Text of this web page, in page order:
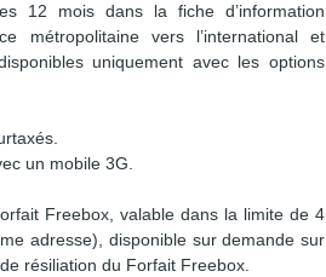
12 mois dans la fiche d’information
métropolitaine vers l’international et
uniquement avec les options
un mobile 3G.
Freebox, valable dans la limite de 4
adresse), disponible sur demande sur
résiliation du Forfait Freebox.